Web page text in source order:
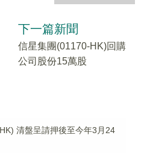
下一篇新聞
信星集團(01170-HK)回購
公司股份15萬股
清盤呈請押後至今年3月24